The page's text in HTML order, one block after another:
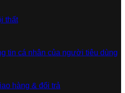
thất
tin cá nhân của người tiêu dùng
hàng & đổi trả